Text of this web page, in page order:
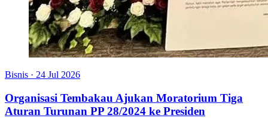
Bisnis · 24 Jul 2026
Organisasi Tembakau Ajukan Moratorium Tiga
Aturan Turunan PP 28/2024 ke Presiden